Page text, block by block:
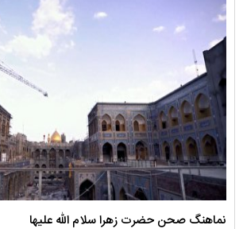
نماهنگ صحن حضرت زهرا سلام الله علیها